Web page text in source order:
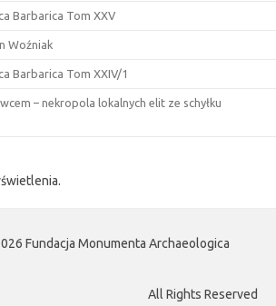
Barbarica Tom XXV
Woźniak
Barbarica Tom XXIV/1
– nekropola lokalnych elit ze schyłku
Fundacja Monumenta Archaeologica
All Rights Reserved